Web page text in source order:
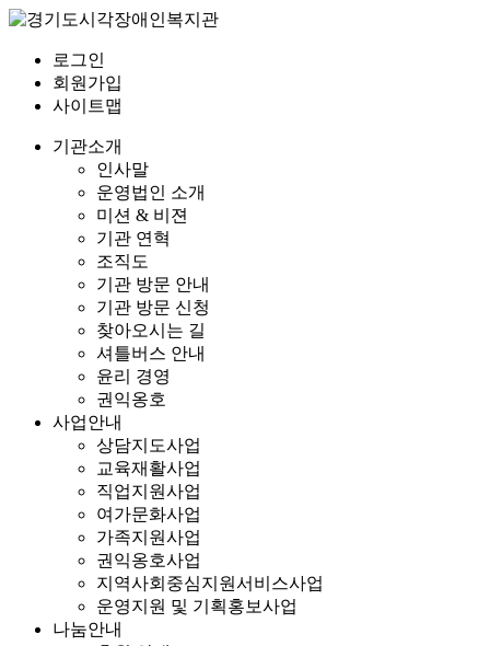
로그인
회원가입
사이트맵
기관소개
인사말
운영법인 소개
미션 & 비젼
기관 연혁
조직도
기관 방문 안내
기관 방문 신청
찾아오시는 길
셔틀버스 안내
윤리 경영
권익옹호
사업안내
상담지도사업
교육재활사업
직업지원사업
여가문화사업
가족지원사업
권익옹호사업
지역사회중심지원서비스사업
운영지원 및 기획홍보사업
나눔안내